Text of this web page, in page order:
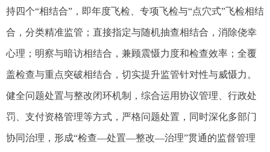
持四个“相结合”，即年度飞检、专项飞检与“点穴式”飞检相结
合，分类精准监管；直接指定与随机抽查相结合，消除侥幸
心理；明察与暗访相结合，兼顾震慑力度和检查效率；全覆
盖检查与重点突破相结合，切实提升监管针对性与威慑力。
健全问题处置与整改闭环机制，综合运用协议管理、行政处
罚、支付资格管理等方式，严格问题处置，同时深化多部门
协同治理，形成“检查—处置—整改—治理”贯通的监督管理